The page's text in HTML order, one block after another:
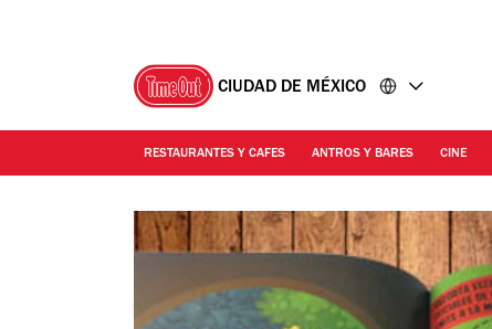
CIUDAD DE MÉXICO
RESTAURANTES Y CAFES ANTROS Y BARES CINE